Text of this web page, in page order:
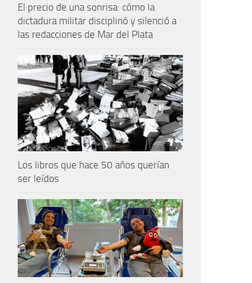
El precio de una sonrisa: cómo la
dictadura militar disciplinó y silenció a
las redacciones de Mar del Plata
Los libros que hace 50 años querían
ser leídos